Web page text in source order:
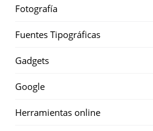
Fotografía
Fuentes Tipográficas
Gadgets
Google
Herramientas online